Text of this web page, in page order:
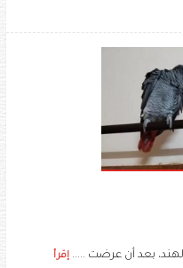
بعد أن عرضت ..... إقرأ